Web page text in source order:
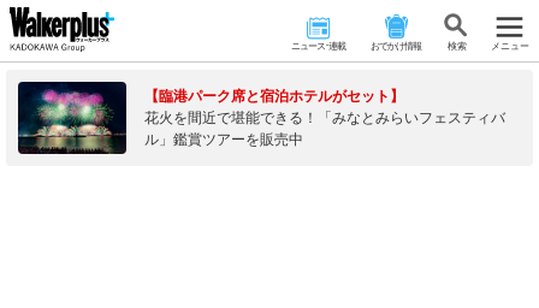
ニュース･連載 おでかけ情報 検 索 メニュー
【臨港パーク席と宿泊ホテルがセット】
花火を間近で堪能できる！「みなとみらいフェスティバ
ル」鑑賞ツアーを販売中